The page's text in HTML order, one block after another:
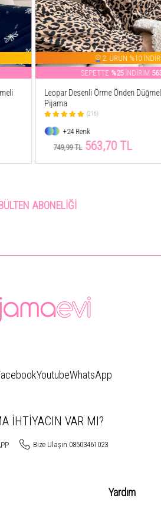
2. ÜRÜN %10
SEPETTE %63İNDİRİM
Kırmızı Tartan Exclusive Önden
Pijama Takımı
(9)
+18 Renk
799,99 TL 299,99 TL
ABONELIĞI
YoutubeWhatsApp
İHTİYACIN VAR MI?
Bize Ulaşın 08503461023
Yardım